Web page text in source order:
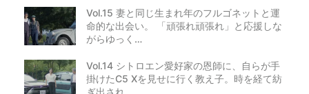
Vol.15 妻と同じ生まれ年のフルゴネットと運
命的な出会い。 「頑張れ頑張れ」と応援しな
がらゆっく…
Vol.14 シトロエン愛好家の恩師に、自らが手
掛けたC5 Xを見せに行く教え子。時を経て紡
ぎ出され…